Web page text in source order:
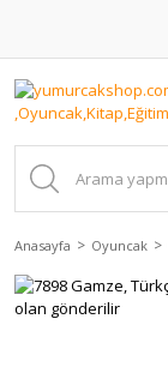
Anasayfa Oyuncak